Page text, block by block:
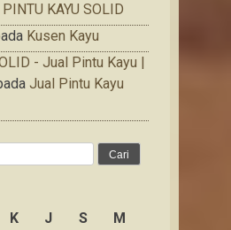
PINTU KAYU SOLID
Kusen Kayu
- Jual Pintu Kayu |
Jual Pintu Kayu
K J S
M